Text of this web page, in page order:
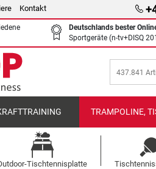
Kontakt
Deutschlands bester
Sportgeräte (n-tv+DISQ
TRAMPOLINE,
Tischtennisplatte